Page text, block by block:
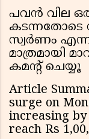
പവൻ വില
കടന്നതോടെ
സ്വർണം
മാത്രമായി
കമന്റ് ചെയ്യൂ
Article
surge on
increasing
reach Rs